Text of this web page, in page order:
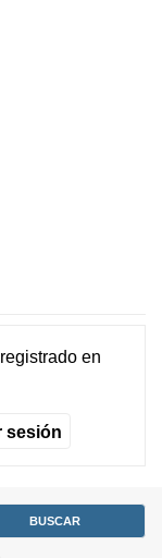
en
sesión